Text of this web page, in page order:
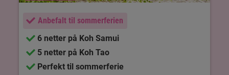
Anbefalt til sommerferien
6 netter på Koh Samui
5 netter på Koh Tao
Perfekt til sommerferie